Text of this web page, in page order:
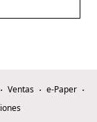
Ventas
e-Paper